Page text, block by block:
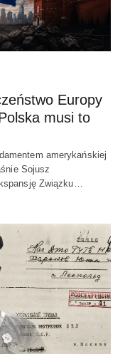
Europy
musi to
amerykańskiej
Sojusz
Związku…